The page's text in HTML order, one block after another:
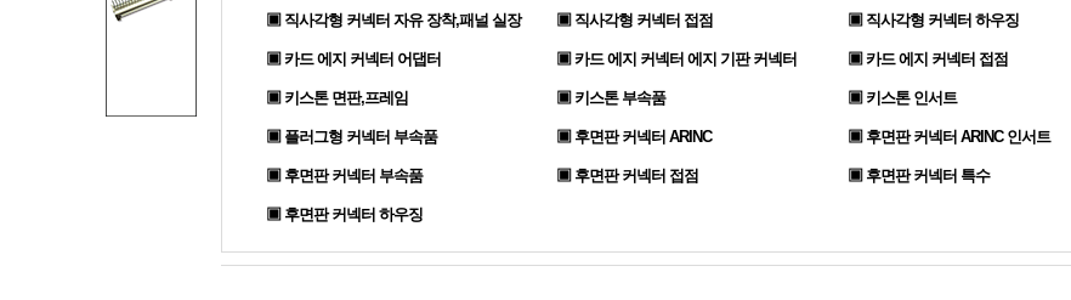
▣ 직사각형 커넥터 자유 장착,패널 실장 ▣ 직사각형 커넥터 접점 ▣ 직사각형 커넥터 하우징
▣ 카드 에지 커넥터 어댑터 ▣ 카드 에지 커넥터 에지 기판 커넥터 ▣ 카드 에지 커넥터 접점
▣ 키스톤 면판,프레임 ▣ 키스톤 부속품 ▣ 키스톤 인서트
▣ 플러그형 커넥터 부속품 ▣ 후면판 커넥터 ARINC ▣ 후면판 커넥터 ARINC 인서트
▣ 후면판 커넥터 부속품 ▣ 후면판 커넥터 접점 ▣ 후면판 커넥터 특수
▣ 후면판 커넥터 하우징